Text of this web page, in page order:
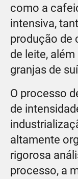
como a
intensiva,
produção de
de leite,
granjas de
O processo
de
altamente
rigorosa
processo, a